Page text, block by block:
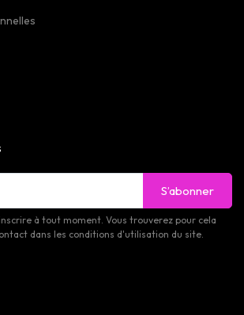
S’abonner
à tout moment. Vous trouverez pour cela
dans les conditions d'utilisation du site.